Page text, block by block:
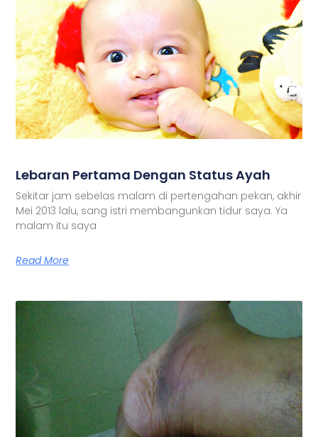
Lebaran Pertama Dengan Status Ayah
Sekitar jam sebelas malam di pertengahan pekan, akhir
Mei 2013 lalu, sang istri membangunkan tidur saya. Ya
malam itu saya
Read More